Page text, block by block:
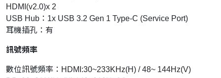
HDMI(v2.0)x 2
USB Hub：1x USB 3.2 Gen 1 Type-C (Service Port)
耳機插孔：有
訊號頻率
數位訊號頻率：HDMI:30~233KHz(H) / 48~ 144Hz(V)